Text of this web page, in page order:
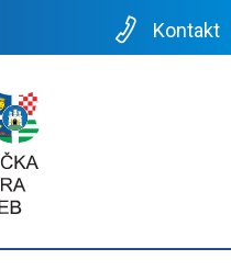
Kontakt